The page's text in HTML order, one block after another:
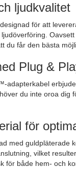
ljudkvalitet
för att
du får den bästa
Plug &
du inte oroa dig
för
med guldpläterade
vilket
för både hem- och